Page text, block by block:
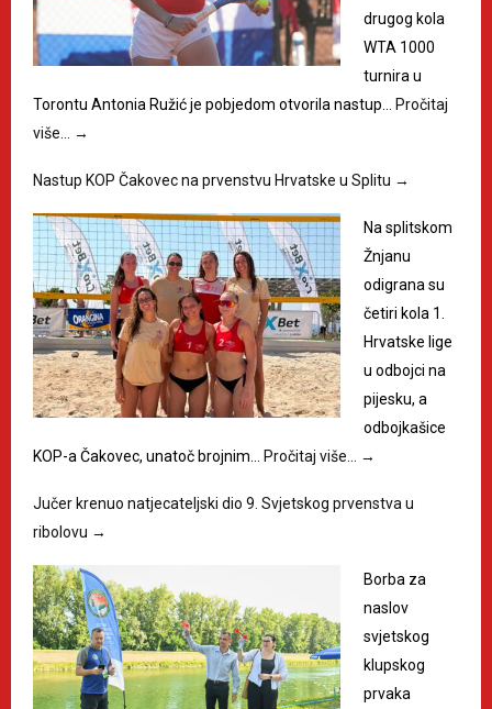
drugog kola
WTA 1000
turnira u
Torontu Antonia Ružić je pobjedom otvorila nastup…
Pročitaj
više…
→
Nastup KOP Čakovec na prvenstvu Hrvatske u Splitu →
Na splitskom
Žnjanu
odigrana su
četiri kola 1.
Hrvatske lige
u odbojci na
pijesku, a
odbojkašice
KOP-a Čakovec, unatoč brojnim…
Pročitaj više… →
Jučer krenuo natjecateljski dio 9. Svjetskog prvenstva u
ribolovu →
Borba za
naslov
svjetskog
klupskog
prvaka